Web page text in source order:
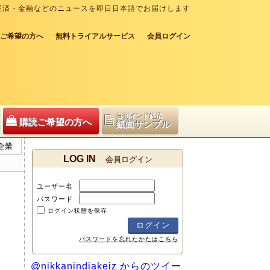
・金融などのニュースを即日日本語でお届けします
希望の方へ 無料トライアルサービス 会員ログイン
購読ご希望の方へ
日刊インド経済
紙面サンプル
業
LOG IN 会員ログイン
ユーザー名
パスワード
ログイン状態を保存
パスワードを忘れたかたはこちら
@nikkanindiakeiz からのツイー